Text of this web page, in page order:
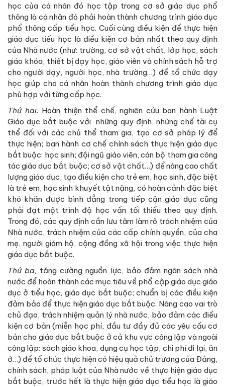
học của cá nhân đó học tập trong cơ sở giáo dục phổ
thông là cá nhân đó phải hoàn thành chương trình giáo dục
phổ thông cấp tiểu học. Cuối cùng điều kiện để thực hiện
giáo dục tiểu học là điều kiện cơ bản nhất theo quy định
của Nhà nước (như: trường, cơ sở vật chất, lớp học, sách
giáo khóa, thiết bị dạy học, giáo viên và chính sách hỗ trợ
cho người dạy, người học, nhà trường…) để tổ chức dạy
học giúp cho cá nhân hoàn thành chương trình giáo dục
phù hợp với từng cấp học.
Thứ hai. Hoàn thiện thể chế, nghiên cứu ban hành Luật
Giáo dục bắt buộc với những quy định, những chế tài cụ
thể đối với các chủ thể tham gia, tạo cơ sở pháp lý để
thực hiện; ban hành cơ chế chính sách thực hiện giáo dục
bắt buộc: học sinh; đội ngũ giáo viên, cán bộ tham gia công
tác giáo dục bắt buộc; cơ sở vật chất…) để nâng cao chất
lượng giáo dục, tạo điều kiện cho trẻ em, học sinh, đặc biệt
là trẻ em, học sinh khuyết tật nặng, có hoàn cảnh đặc biệt
khó khăn được bình đẳng trong tiếp cận giáo dục cũng
phải đạt một trình độ học vấn tối thiểu theo quy định.
Trong đó, các quy định cần lưu tâm làm rõ trách nhiệm của
Nhà nước, trách nhiệm của các cấp chính quyền, của cha
mẹ, người giám hộ, cộng đồng xã hội trong việc thực hiện
giáo dục bắt buộc.
Thứ ba, tăng cường nguồn lực, bảo đảm ngân sách nhà
nước để hoàn thành các mục tiêu về phổ cập giáo dục giáo
dục ở tiểu học, giáo dục bắt buộc; chuẩn bị các điều kiện
đảm bảo để thực hiện giáo dục bắt buộc. Nâng cao vai trò
chủ đạo, trách nhiệm quản lý nhà nước, bảo đảm các điều
kiện cơ bản (miễn học phí, đầu tư đầy đủ các yêu cầu cơ
bản cho giáo dục bắt buộc ở cả khu vực công lập và ngoài
công lập: sách giáo khoa, dụng cụ học tập, chi phí đi lại, ăn
ở…) để tổ chức thực hiện có hiệu quả chủ trương của Đảng,
chính sách, pháp luật của Nhà nước về thực hiện giáo dục
bắt buộc, trước hết là thực hiện giáo dục tiểu học là giáo